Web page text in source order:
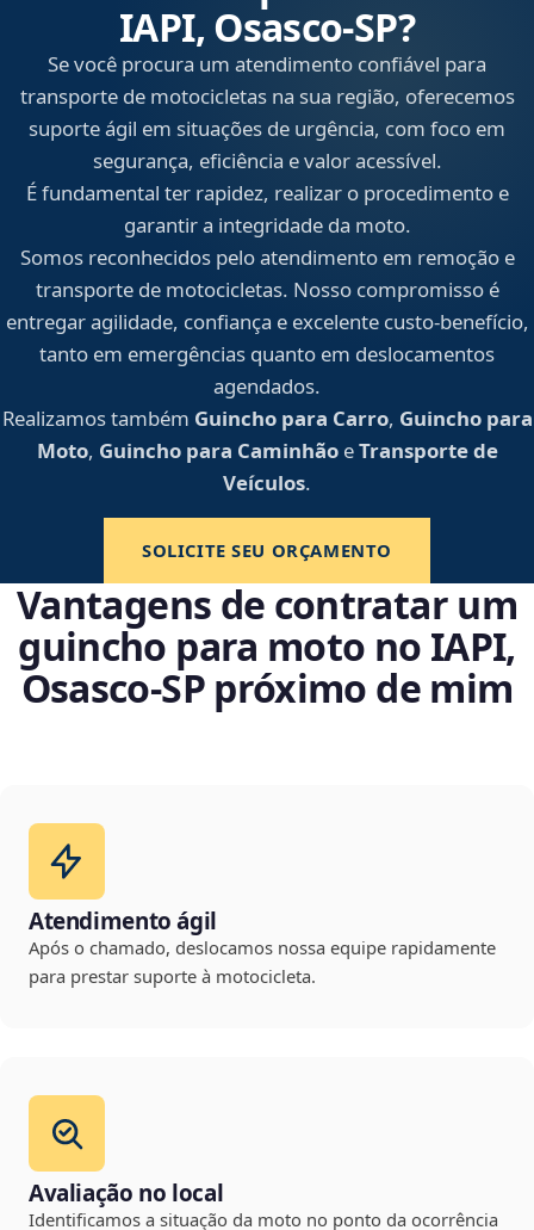
IAPI, Osasco‑SP?
Se você procura um atendimento confiável para
transporte de motocicletas na sua região, oferecemos
suporte ágil em situações de urgência, com foco em
segurança, eficiência e valor acessível.
É fundamental ter rapidez, realizar o procedimento e
garantir a integridade da moto.
Somos reconhecidos pelo atendimento em remoção e
transporte de motocicletas. Nosso compromisso é
entregar agilidade, confiança e excelente custo-benefício,
tanto em emergências quanto em deslocamentos
agendados.
Realizamos também Guincho para Carro, Guincho para
Moto, Guincho para CaminhãoeTransporte de
Veículos.
SOLICITE SEU ORÇAMENTO
Vantagens de contratar um
guincho para moto no IAPI,
Osasco‑SP próximo de mim
Atendimento ágil
Após o chamado, deslocamos nossa equipe rapidamente
para prestar suporte à motocicleta.
Avaliação no local
Identificamos a situação da moto no ponto da ocorrência